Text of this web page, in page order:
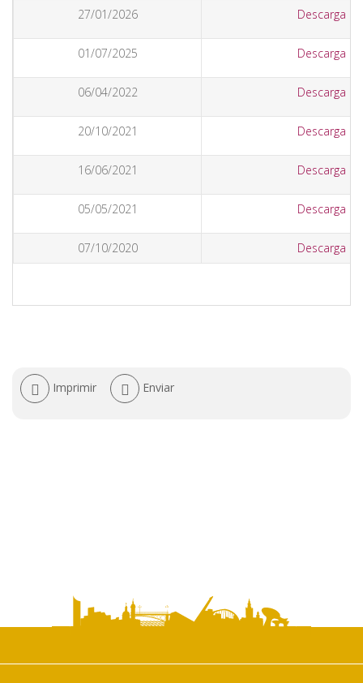
27/01/2026 Descarga
01/07/2025 Descarga
06/04/2022 Descarga
20/10/2021 Descarga
16/06/2021 Descarga
05/05/2021 Descarga
07/10/2020 Descarga
Acciones
Imprimir Enviar